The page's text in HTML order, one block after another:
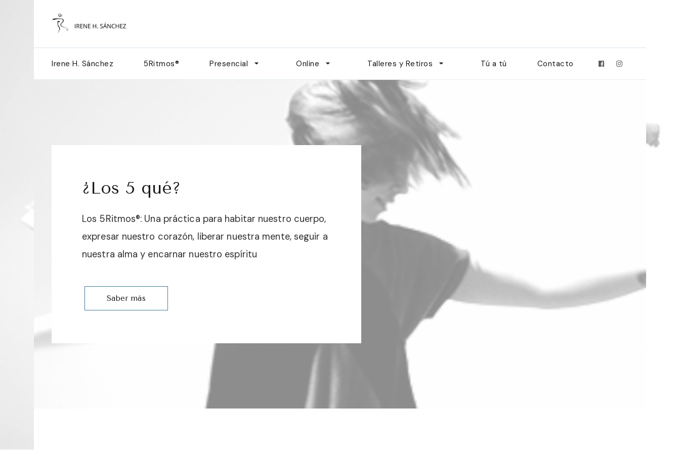
Irene H. Sánchez 5Ritmos® Presencial Online Talleres y Retiros Tú a tú Contacto
¿Los 5 qué?
Los 5Ritmos®: Una práctica para habitar nuestro cuerpo,
expresar nuestro corazón, liberar nuestra mente, seguir a
nuestra alma y encarnar nuestro espíritu
Saber más